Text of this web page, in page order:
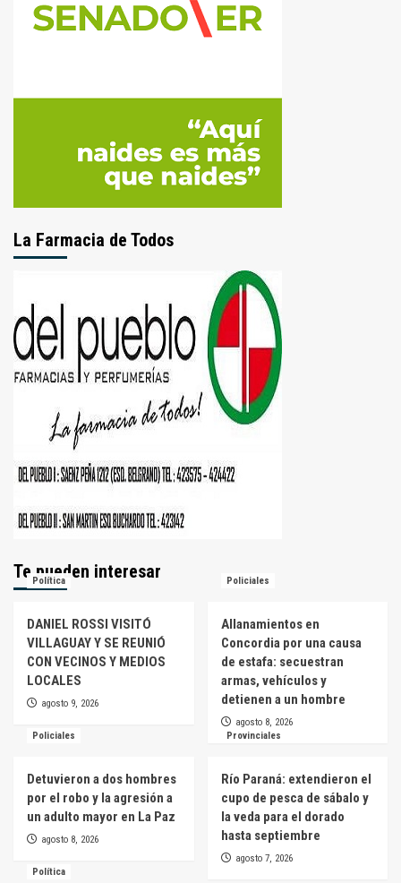
La Farmacia de Todos
Te pueden interesar
Política
DANIEL ROSSI VISITÓ
VILLAGUAY Y SE REUNIÓ
CON VECINOS Y MEDIOS
LOCALES
agosto 9, 2026
Policiales
Allanamientos en
Concordia por una causa
de estafa: secuestran
armas, vehículos y
detienen a un hombre
agosto 8, 2026
Policiales
Detuvieron a dos hombres
por el robo y la agresión a
un adulto mayor en La Paz
agosto 8, 2026
Provinciales
Río Paraná: extendieron el
cupo de pesca de sábalo y
la veda para el dorado
hasta septiembre
agosto 7, 2026
Política